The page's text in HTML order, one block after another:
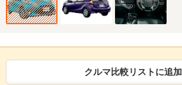
クルマ比較リストに追加